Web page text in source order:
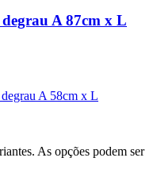
A 87cm x L
As opções podem ser